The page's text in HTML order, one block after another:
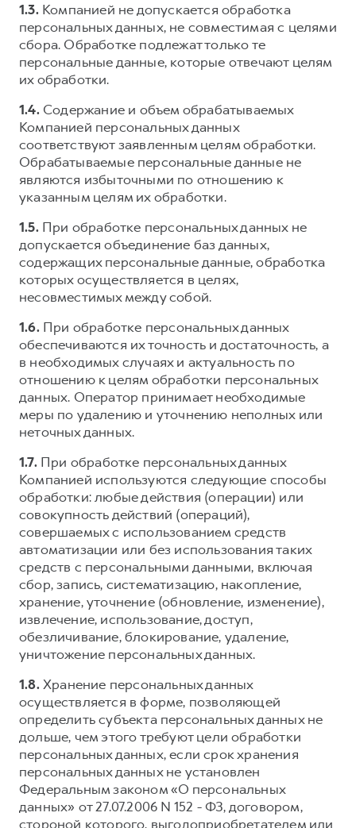
1.3.Компанией не допускается обработка
персональных данных, не совместимая с целями
сбора. Обработке подлежат только те
персональные данные, которые отвечают целям
их обработки.
1.4.Содержание и объем обрабатываемых
Компанией персональных данных
соответствуют заявленным целям обработки.
Обрабатываемые персональные данные не
являются избыточными по отношению к
указанным целям их обработки.
1.5.При обработке персональных данных не
допускается объединение баз данных,
содержащих персональные данные, обработка
которых осуществляется в целях,
несовместимых между собой.
1.6.При обработке персональных данных
обеспечиваются их точность и достаточность, а
в необходимых случаях и актуальность по
отношению к целям обработки персональных
данных. Оператор принимает необходимые
меры по удалению и уточнению неполных или
неточных данных.
1.7.При обработке персональных данных
Компанией используются следующие способы
обработки: любые действия (операции) или
совокупность действий (операций),
совершаемых с использованием средств
автоматизации или без использования таких
средств с персональными данными, включая
сбор, запись, систематизацию, накопление,
хранение, уточнение (обновление, изменение),
извлечение, использование, доступ,
обезличивание, блокирование, удаление,
уничтожение персональных данных.
1.8.Хранение персональных данных
осуществляется в форме, позволяющей
определить субъекта персональных данных не
дольше, чем этого требуют цели обработки
персональных данных, если срок хранения
персональных данных не установлен
Федеральным законом «О персональных
данных» от 27.07.2006 N 152 - ФЗ, договором,
стороной которого, выгодоприобретателем или